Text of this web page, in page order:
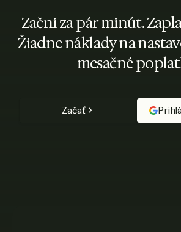
Začni za pár minút.
Žiadne náklady na
mesačné
Začať